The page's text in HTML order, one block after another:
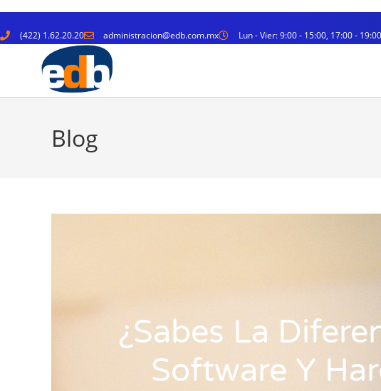
(422) 1.62.20.20 administracion@edb.com.mx Lun - Vier: 9:00 - 15:00, 17:00 - 19:00
Blog
¿Sabes La
Software Y